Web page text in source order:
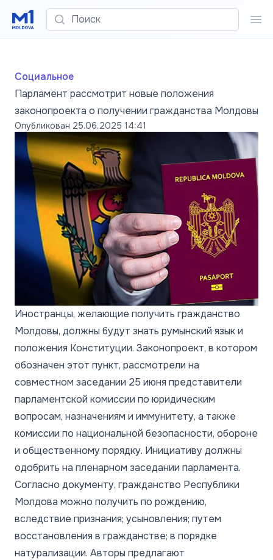
Поиск
Социальное
Парламент рассмотрит новые положения
законопроекта о получении гражданства Молдовы
Опубликован 25.06.2025 14:41
Иностранцы, желающие получить гражданство
Молдовы, должны будут знать румынский язык и
положения Конституции. Законопроект, в котором
обозначен этот пункт, рассмотрели на
совместном заседании 25 июня представители
парламентской комиссии по юридическим
вопросам, назначениям и иммунитету, а также
комиссии по национальной безопасности, обороне
и общественному порядку. Инициативу должны
одобрить на пленарном заседании парламента.
Согласно документу, гражданство Республики
Молдова можно получить по рождению,
вследствие признания; усыновления; путем
восстановления в гражданстве; в порядке
натурализации. Авторы предлагают